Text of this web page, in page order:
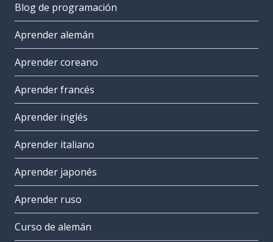
Blog de programación
Aprender alemán
Aprender coreano
Aprender francés
Aprender inglés
Aprender italiano
Aprender japonés
Aprender ruso
Curso de alemán